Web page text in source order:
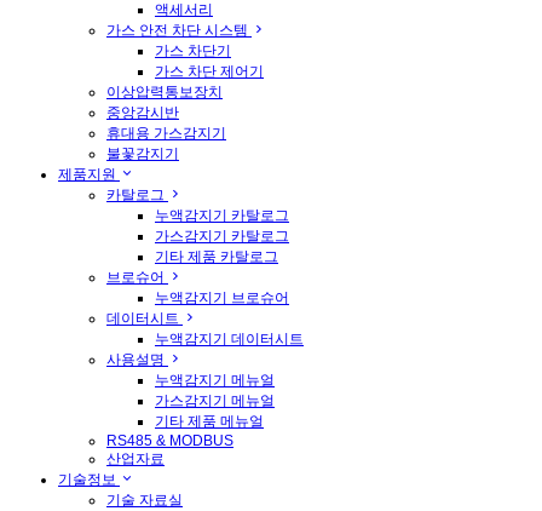
액세서리
가스 안전 차단 시스템
가스 차단기
가스 차단 제어기
이상압력통보장치
중앙감시반
휴대용 가스감지기
불꽃감지기
제품지원
카탈로그
누액감지기 카탈로그
가스감지기 카탈로그
기타 제품 카탈로그
브로슈어
누액감지기 브로슈어
데이터시트
누액감지기 데이터시트
사용설명
누액감지기 메뉴얼
가스감지기 메뉴얼
기타 제품 메뉴얼
RS485 & MODBUS
산업자료
기술정보
기술 자료실